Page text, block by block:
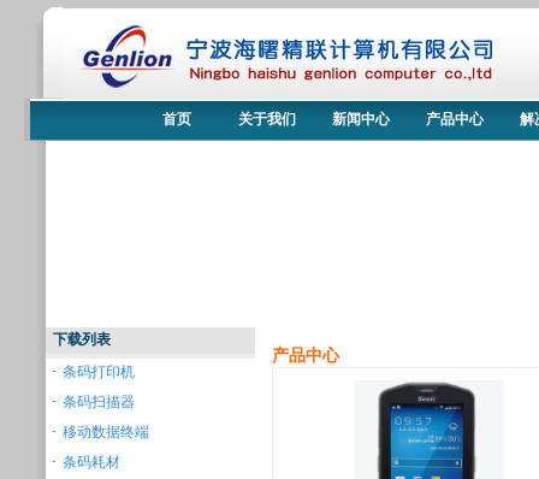
首页 关于我们 新闻中心 产品中心 解
下载列表
· 条码打印机
· 条码扫描器
· 移动数据终端
· 条码耗材
产品中心